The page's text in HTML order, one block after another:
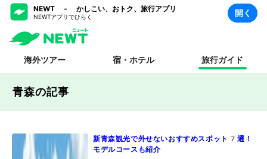
NEWT - かしこい、おトク、旅行アプリ
NEWTアプリでひらく 開く
海外ツアー 宿・ホテル 旅行ガイド
青森の記事
新青森観光で外せないおすすめスポット7選！
モデルコースも紹介